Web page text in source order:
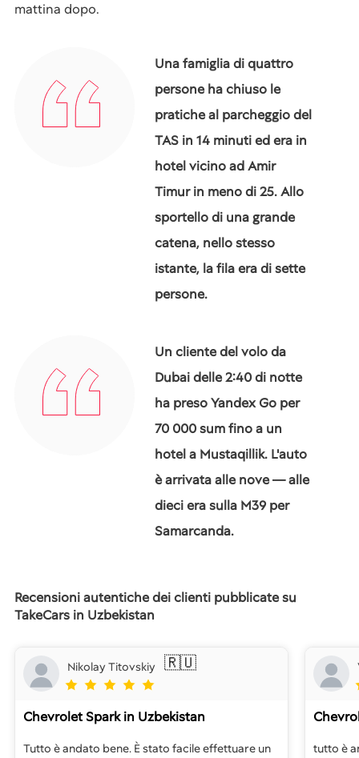
mattina dopo.
Una famiglia di quattro
persone ha chiuso le
pratiche al parcheggio del
TAS in 14 minuti ed era in
hotel vicino ad Amir
Timur in meno di 25. Allo
sportello di una grande
catena, nello stesso
istante, la fila era di sette
persone.
Un cliente del volo da
Dubai delle 2:40 di notte
ha preso Yandex Go per
70 000 sum fino a un
hotel a Mustaqillik. L'auto
è arrivata alle nove — alle
dieci era sulla M39 per
Samarcanda.
Recensioni autentiche dei clienti pubblicate su
TakeCars in Uzbekistan
Nikolay Titovskiy 🇷🇺
Chevrolet Spark in Uzbekistan
Tutto è andato bene. È stato facile effettuare un
tutto è